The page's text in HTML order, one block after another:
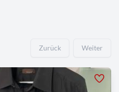
Zurück Weiter